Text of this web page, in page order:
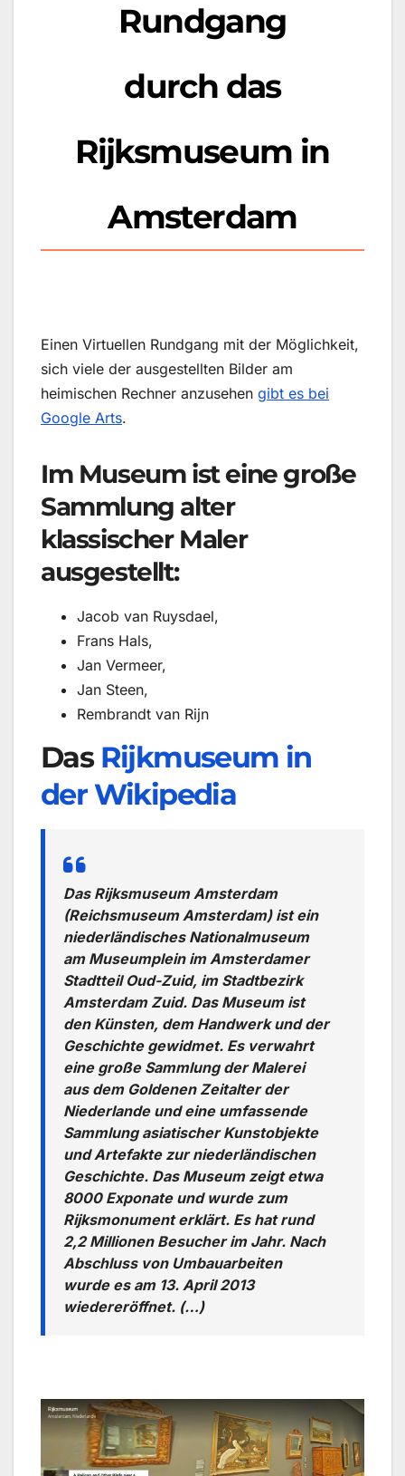
Rundgang
durch das
Rijksmuseum in
Amsterdam
Einen Virtuellen Rundgang mit der Möglichkeit,
sich viele der ausgestellten Bilder am
heimischen Rechner anzusehen gibt es bei
Google Arts.
Im Museum ist eine große
Sammlung alter
klassischer Maler
ausgestellt:
Jacob van Ruysdael,
Frans Hals,
Jan Vermeer,
Jan Steen,
Rembrandt van Rijn
Das Rijkmuseum in
der Wikipedia
Das Rijksmuseum Amsterdam
(Reichsmuseum Amsterdam) ist ein
niederländisches Nationalmuseum
am Museumplein im Amsterdamer
Stadtteil Oud-Zuid, im Stadtbezirk
Amsterdam Zuid. Das Museum ist
den Künsten, dem Handwerk und der
Geschichte gewidmet. Es verwahrt
eine große Sammlung der Malerei
aus dem Goldenen Zeitalter der
Niederlande und eine umfassende
Sammlung asiatischer Kunstobjekte
und Artefakte zur niederländischen
Geschichte. Das Museum zeigt etwa
8000 Exponate und wurde zum
Rijksmonument erklärt. Es hat rund
2,2 Millionen Besucher im Jahr. Nach
Abschluss von Umbauarbeiten
wurde es am 13. April 2013
wiedereröffnet. (…)